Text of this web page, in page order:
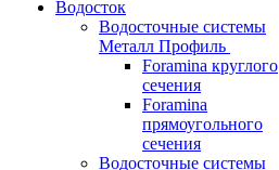
Водосток
Водосточные системы
Металл Профиль
Foramina круглого
сечения
Foramina
прямоугольного
сечения
Водосточные системы